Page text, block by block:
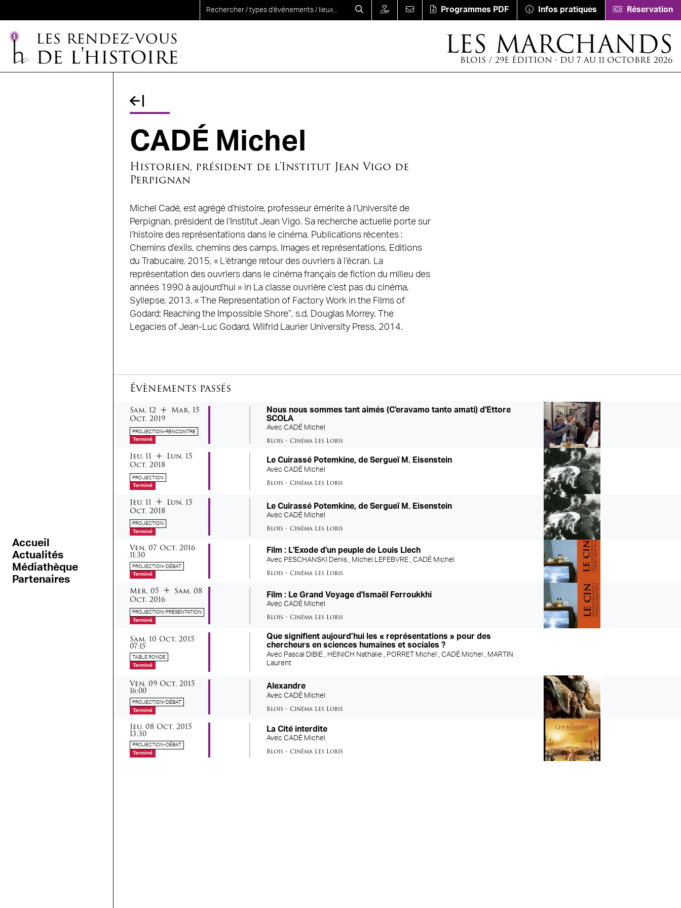
Programmes PDF Infos pratiques Réservation
LES MARCHANDS
BLOIS / 29E ÉDITION - DU 7 AU 11 OCTOBRE 2026
Accueil
Actualités
Médiathèque
Partenaires
Fil d'Ariane
CADÉ Michel
Historien, président de l'Institut Jean Vigo de
Perpignan
Michel Cadé, est agrégé d’histoire, professeur émérite à l’Université de
Perpignan, président de l’Institut Jean Vigo. Sa recherche actuelle porte sur
l’histoire des représentations dans le cinéma. Publications récentes :
Chemins d’exils, chemins des camps. Images et représentations, Editions
du Trabucaire, 2015, « L’étrange retour des ouvriers à l’écran. La
représentation des ouvriers dans le cinéma français de fiction du milieu des
années 1990 à aujourd’hui » in La classe ouvrière c’est pas du cinéma,
Syllepse, 2013, « The Representation of Factory Work in the Films of
Godard: Reaching the Impossible Shore”, s.d. Douglas Morrey, The
Legacies of Jean-Luc Godard, Wilfrid Laurier University Press, 2014.
Évènements passés
du
samedi
Sam. 12 au
mardi
Mar. 15octobre
Oct. 2019
PROJECTION-RENCONTRE
Terminé
Nous nous sommes tant aimés (C'eravamo tanto amati) d'Ettore
SCOLA
AvecCADÉ Michel
Blois •Cinéma Les Lobis
du
jeudi
Jeu. 11 au
lundi
Lun. 15octobre
Oct. 2018
PROJECTION
Terminé
Le Cuirassé Potemkine, de Sergueï M. Eisenstein
AvecCADÉ Michel
Blois •Cinéma Les Lobis
du
jeudi
Jeu. 11 au
lundi
Lun. 15octobre
Oct. 2018
PROJECTION
Terminé
Le Cuirassé Potemkine, de Sergueï M. Eisenstein
AvecCADÉ Michel
Blois •Cinéma Les Lobis
vendredi
Ven. 07 octobre
Oct. 2016
11:30
PROJECTION-DÉBAT
Terminé
Film : L'Exode d'un peuple de Louis Llech
Avec PESCHANSKI Denis , Michel LEFEBVRE ,CADÉ Michel
Blois •Cinéma Les Lobis
du
mercredi
Mer. 05 au
samedi
Sam. 08octobre
Oct. 2016
PROJECTION-PRÉSENTATION
Terminé
Film : Le Grand Voyage d'Ismaël Ferroukkhi
AvecCADÉ Michel
Blois •Cinéma Les Lobis
samedi
Sam. 10 octobre
Oct. 2015
07:15
TABLE RONDE
Terminé
Que signifient aujourd’hui les « représentations » pour des
chercheurs en sciences humaines et sociales ?
Avec Pascal DIBIE , HEINICH Nathalie , PORRET Michel ,CADÉ Michel ,
MARTIN
Laurent
vendredi
Ven. 09 octobre
Oct. 2015
16:00
PROJECTION-DÉBAT
Terminé
Alexandre
AvecCADÉ Michel
Blois •Cinéma Les Lobis
jeudi
Jeu. 08 octobre
Oct. 2015
13:30
PROJECTION-DÉBAT
Terminé
La Cité interdite
AvecCADÉ Michel
Blois •Cinéma Les Lobis